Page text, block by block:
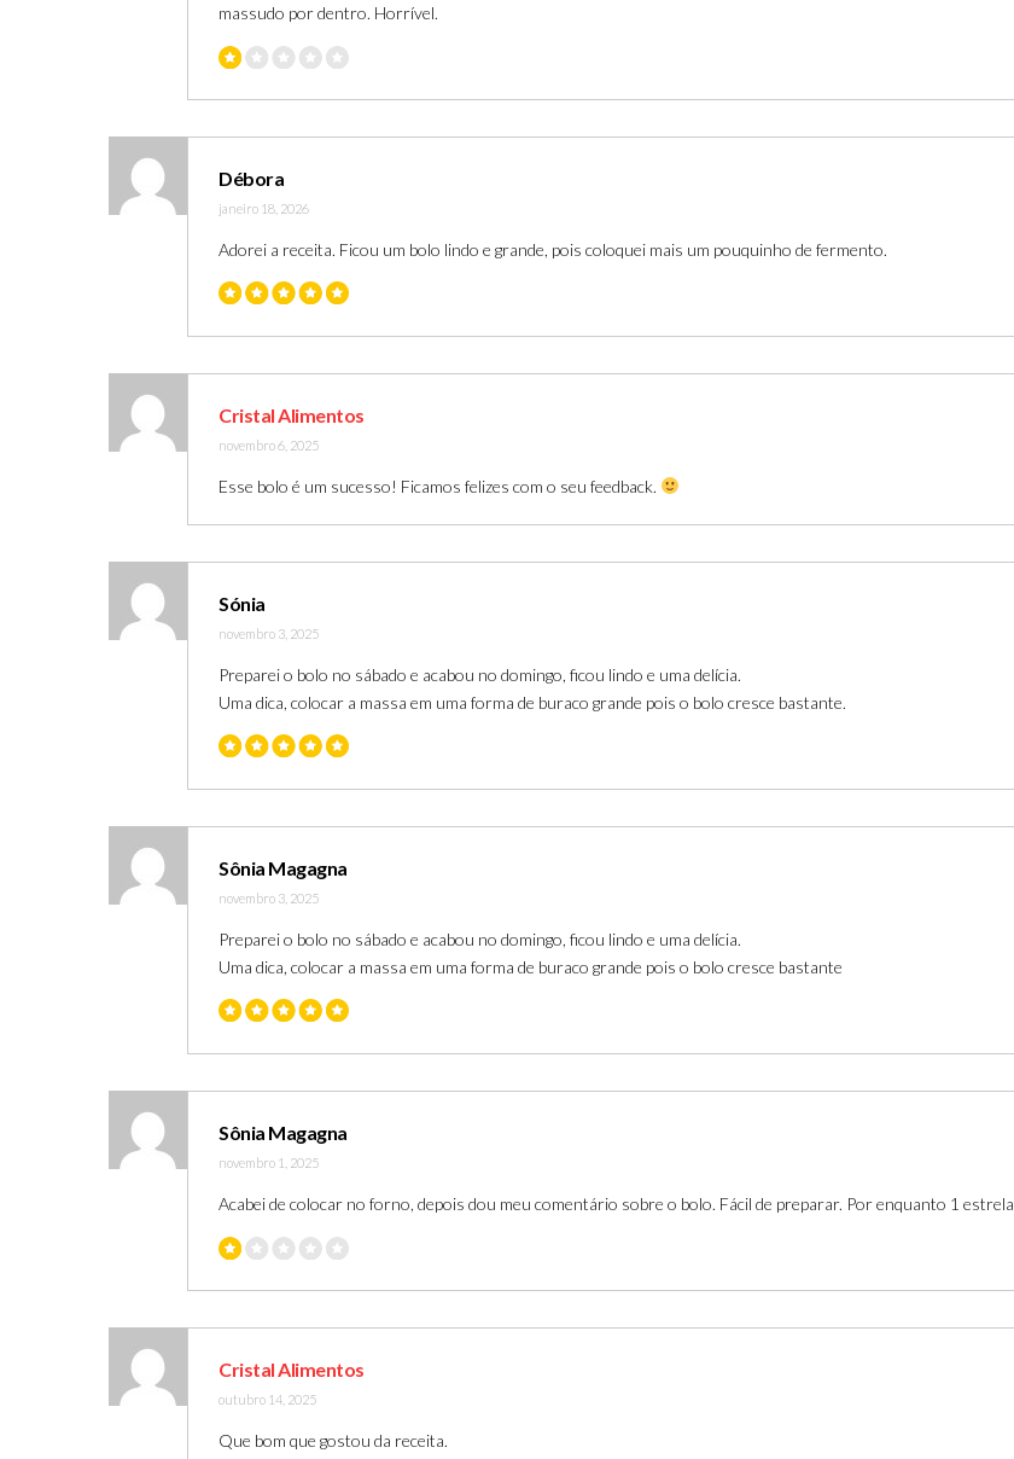
massudo por dentro. Horrível.
Débora
janeiro 18, 2026
Adorei a receita. Ficou um bolo lindo e grande, pois coloquei mais um pouquinho de fermento.
Cristal Alimentos
novembro 6, 2025
Esse bolo é um sucesso! Ficamos felizes com o seu feedback.
Sónia
novembro 3, 2025
Preparei o bolo no sábado e acabou no domingo, ficou lindo e uma delícia.
Uma dica, colocar a massa em uma forma de buraco grande pois o bolo cresce bastante.
Sônia Magagna
novembro 3, 2025
Preparei o bolo no sábado e acabou no domingo, ficou lindo e uma delícia.
Uma dica, colocar a massa em uma forma de buraco grande pois o bolo cresce bastante
Sônia Magagna
novembro 1, 2025
Acabei de colocar no forno, depois dou meu comentário sobre o bolo. Fácil de preparar. Por enquanto 1 estrela
Cristal Alimentos
outubro 14, 2025
Que bom que gostou da receita.